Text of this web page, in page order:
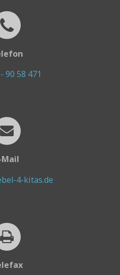
90 58 471
Mail
4-kitas.de